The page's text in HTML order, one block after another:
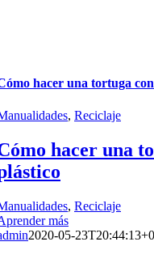
hacer una tortuga
, Reciclaje
hacer una
, Reciclaje
más
2020-05-